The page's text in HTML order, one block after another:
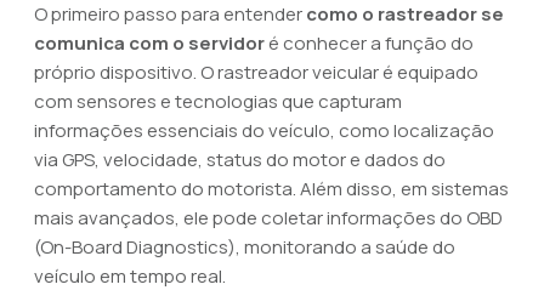
O primeiro passo para entendercomo o rastreador se
comunica com o servidoré conhecer a função do
próprio dispositivo. O rastreador veicular é equipado
com sensores e tecnologias que capturam
informações essenciais do veículo, como localização
via GPS, velocidade, status do motor e dados do
comportamento do motorista. Além disso, em sistemas
mais avançados, ele pode coletar informações do OBD
(On-Board Diagnostics), monitorando a saúde do
veículo em tempo real.